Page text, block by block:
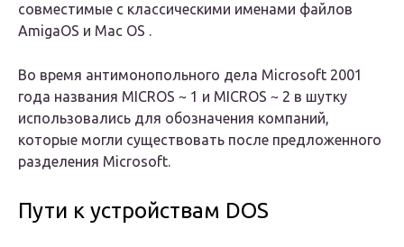
совместимые с классическими именами файлов
AmigaOS и Mac OS .
Во время антимонопольного дела Microsoft 2001
года названия MICROS ~ 1 и MICROS ~ 2 в шутку
использовались для обозначения компаний,
которые могли существовать после предложенного
разделения Microsoft.
Пути к устройствам DOS